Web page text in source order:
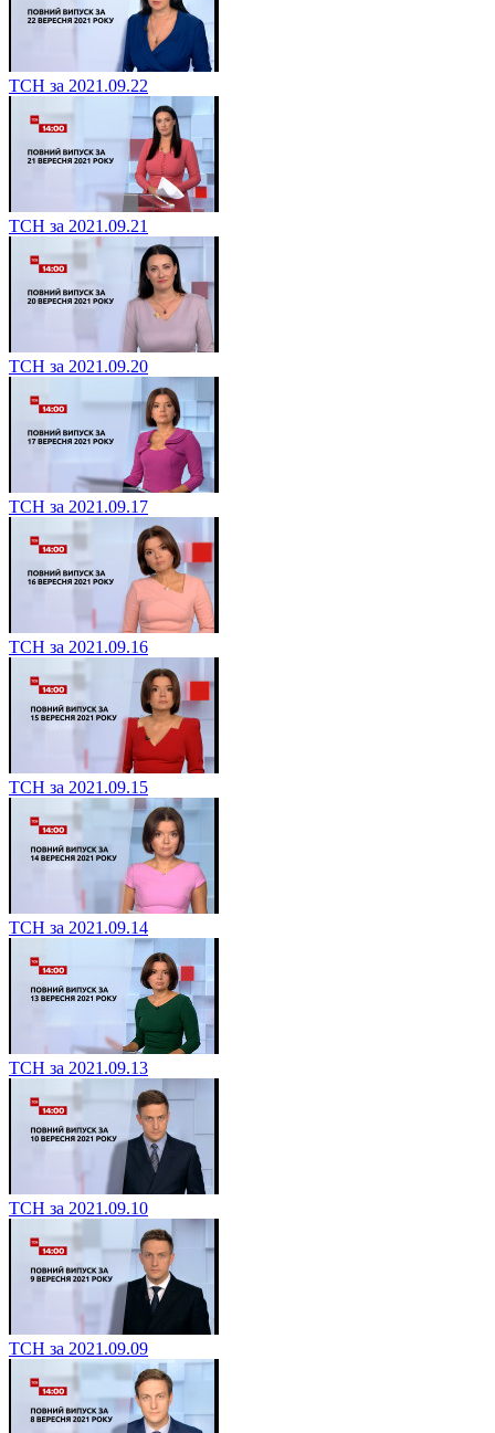
ТСН за 2021.09.22
ТСН за 2021.09.21
ТСН за 2021.09.20
ТСН за 2021.09.17
ТСН за 2021.09.16
ТСН за 2021.09.15
ТСН за 2021.09.14
ТСН за 2021.09.13
ТСН за 2021.09.10
ТСН за 2021.09.09